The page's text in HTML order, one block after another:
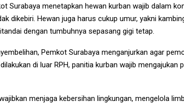
Surabaya menetapkan hewan kurban wajib dalam
dikebiri. Hewan juga harus cukup umur, yakni
dengan tumbuhnya sepasang gigi tetap.
Pemkot Surabaya menganjurkan agar
di luar RPH, panitia kurban wajib
menjaga kebersihan lingkungan, mengelola